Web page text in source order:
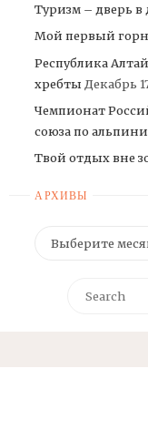
Туризм – дверь в
Мой первый
Республика
хребты Декабрь
Чемпионат
союза по
Твой отдых вне
АРХИВЫ